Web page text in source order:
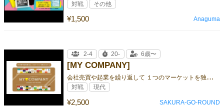
¥1,500
対戦 その他
Anaguma
[MY COMPANY]
会
社売買や起業を繰り返して １つのマーケットを独占するゲーム
¥2,500
2-4 20- 6歳〜
対戦 現代
SAKURA-GO-ROUND